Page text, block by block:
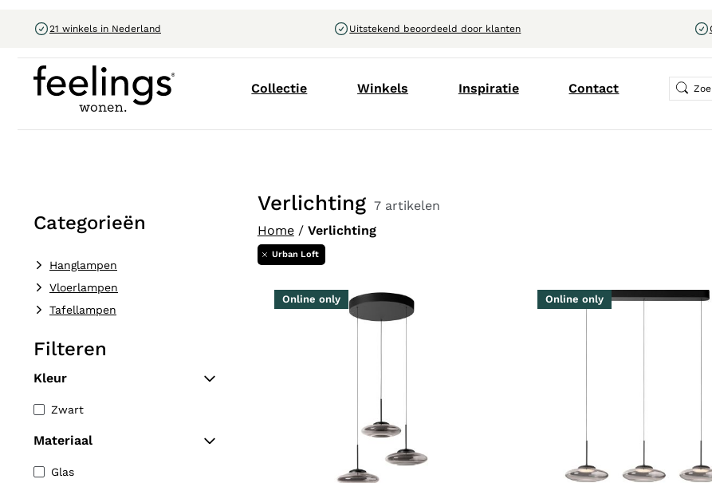
21 winkels in Nederland Uitstekend beoordeeld door klanten
Collectie Winkels Inspiratie Contact
Categorieën
Hanglampen
Vloerlampen
Tafellampen
Filteren
Kleur
Zwart
Materiaal
Glas
Verlichting 7 artikelen
Home / Verlichting
Urban Loft
Online only Online only